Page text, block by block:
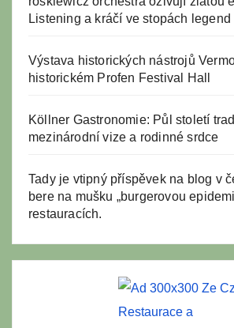
Listening a kráčí ve stopách legend
Výstava historických nástrojů
historickém Profen Festival Hall
Köllner Gastronomie: Půl století
mezinárodní vize a rodinné srdce
Tady je vtipný příspěvek na blog v
bere na mušku „burgerovou
restauracích.
Restaurace a